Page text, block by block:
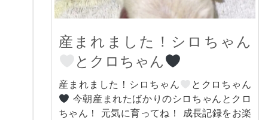
産まれました！シロちゃん
とクロちゃん
産まれました！シロちゃん
とクロちゃん
今朝産まれたばかりのシロちゃんとクロ
ちゃん！ 元気に育ってね！ 成長記録をお楽